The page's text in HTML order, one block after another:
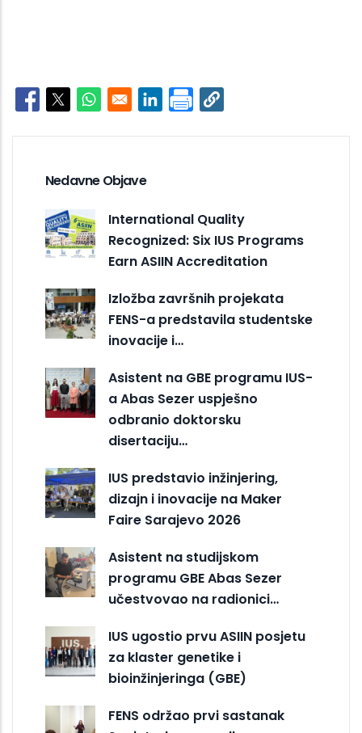
Opens in a new window
Opens in a new window
Opens in a new window
Opens in a new window
Nedavne Objave
International Quality
Recognized: Six IUS Programs
Earn ASIIN Accreditation
Izložba završnih projekata
FENS-a predstavila studentske
inovacije i…
Asistent na GBE programu IUS-
a Abas Sezer uspješno
odbranio doktorsku
disertaciju…
IUS predstavio inžinjering,
dizajn i inovacije na Maker
Faire Sarajevo 2026
Asistent na studijskom
programu GBE Abas Sezer
učestvovao na radionici…
IUS ugostio prvu ASIIN posjetu
za klaster genetike i
bioinžinjeringa (GBE)
FENS održao prvi sastanak